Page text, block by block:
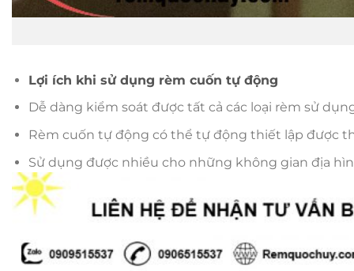
Lợi ích khi sử dụng rèm cuốn tự động
Dễ dàng kiểm soát được tất cả các loại rèm sử
Rèm cuốn tự động có thể tự động thiết lập được
Sử dụng được nhiều cho những không gian địa